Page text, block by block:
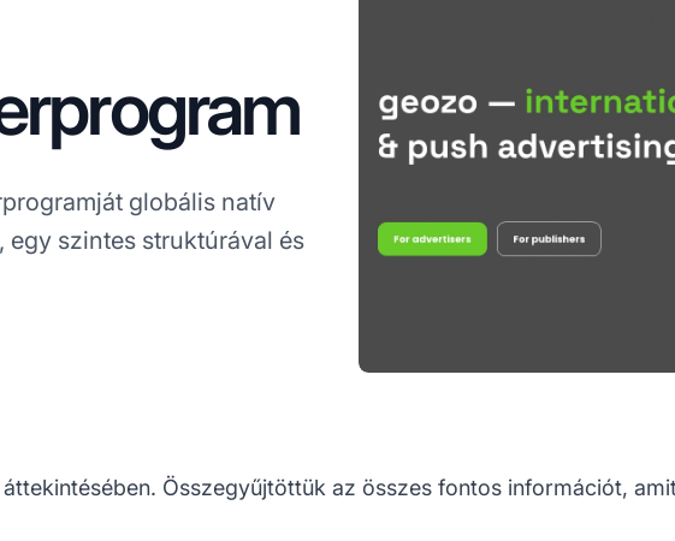
globális natív
szintes struktúrával és
áttekintésében. Összegyűjtöttük az összes fontos információt,